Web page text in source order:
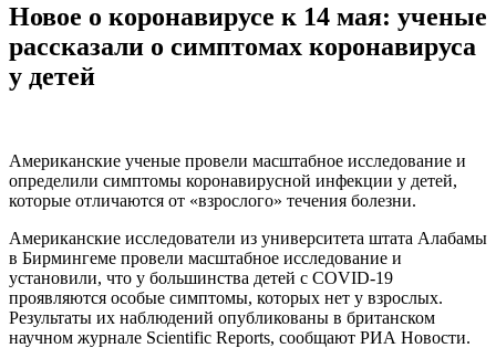
Новое о коронавирусе к 14 мая: ученые
рассказали о симптомах коронавируса
у детей
Американские ученые провели масштабное исследование и
определили симптомы коронавирусной инфекции у детей,
которые отличаются от «взрослого» течения болезни.
Американские исследователи из университета штата Алабамы
в Бирмингеме провели масштабное исследование и
установили, что у большинства детей с COVID-19
проявляются особые симптомы, которых нет у взрослых.
Результаты их наблюдений опубликованы в британском
научном журнале Scientific Reports, сообщают РИА Новости.